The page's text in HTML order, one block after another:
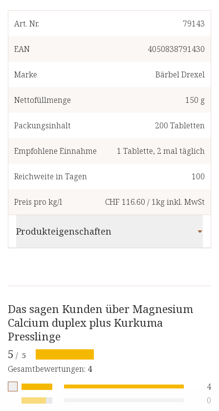
Art. Nr. 79143
EAN 4050838791430
Marke Bärbel Drexel
Nettofüllmenge 150 g
Packungsinhalt 200 Tabletten
Empfohlene Einnahme 1 Tablette, 2 mal täglich
Reichweite in Tagen 100
Preis pro kg/l CHF 116.60 / 1kginkl. MwSt
Produkteigenschaften
Das sagen Kunden über Magnesium
Calcium duplex plus Kurkuma
Presslinge
5 / 5
Gesamtbewertungen: 4
4
0